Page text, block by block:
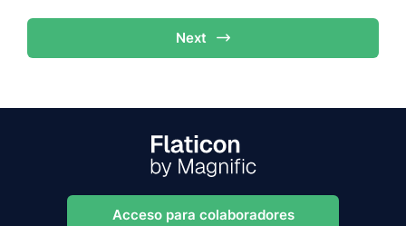
Next
Acceso para colaboradores